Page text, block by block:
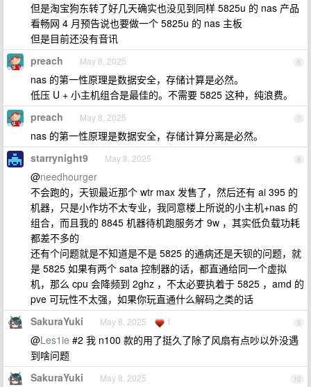
但是淘宝狗东转了好几天确实也没见到同样 5825u 的 nas 产品
看畅网 4 月预告说也要做一个 5825u 的 nas 主板
但是目前还没有音讯
6
preach May 8, 2025
nas 的第一性原理是数据安全，存储计算是必然。
低压 U + 小主机组合是最佳的。不需要 5825 这种，纯浪费。
7
preach May 8, 2025
nas 的第一性原理是数据安全，存储计算分离是必然。
8
starrynight9 May 8, 2025
@needhourger
不会跑的，天钡最近那个 wtr max 发售了，然后还有 ai 395 的
机器，只是小作坊不太专业，我同意楼上所说的小主机+nas 的
组合，而且我的 8845 机器待机跑服务才 9w ，其实低负载功耗
都差不多的
还有个问题就是不知道是不是 5825 的通病还是天钡的问题，就
是 5825 如果有两个 sata 控制器的话，都直通给同一个虚拟
机，那么 cpu 会降频到 2ghz ，不太必要执着于 5825 ，amd 的
pve 可玩性不太强，如果你玩直通什么解码之类的话
9
SakuraYuki May 8, 2025 1
@Les1ie #2 我 n100 款的用了挺久了除了风扇有点吵以外没遇
到啥问题
10
SakuraYuki May 8, 2025